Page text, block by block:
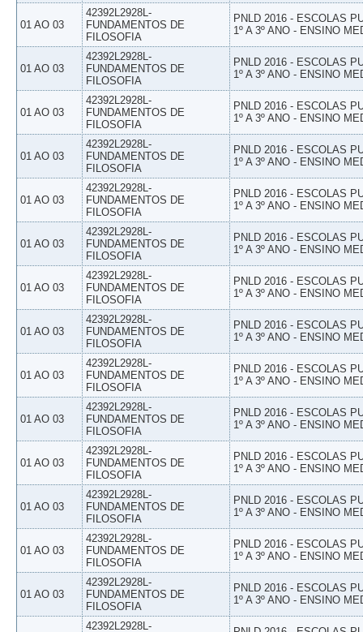
01 AO 03
42392L2928L-
FUNDAMENTOS DE
FILOSOFIA
PNLD 2016 - ESCOLAS
1º A 3º ANO - ENSINO
01 AO 03
42392L2928L-
FUNDAMENTOS DE
FILOSOFIA
PNLD 2016 - ESCOLAS
1º A 3º ANO - ENSINO
01 AO 03
42392L2928L-
FUNDAMENTOS DE
FILOSOFIA
PNLD 2016 - ESCOLAS
1º A 3º ANO - ENSINO
01 AO 03
42392L2928L-
FUNDAMENTOS DE
FILOSOFIA
PNLD 2016 - ESCOLAS
1º A 3º ANO - ENSINO
01 AO 03
42392L2928L-
FUNDAMENTOS DE
FILOSOFIA
PNLD 2016 - ESCOLAS
1º A 3º ANO - ENSINO
01 AO 03
42392L2928L-
FUNDAMENTOS DE
FILOSOFIA
PNLD 2016 - ESCOLAS
1º A 3º ANO - ENSINO
01 AO 03
42392L2928L-
FUNDAMENTOS DE
FILOSOFIA
PNLD 2016 - ESCOLAS
1º A 3º ANO - ENSINO
01 AO 03
42392L2928L-
FUNDAMENTOS DE
FILOSOFIA
PNLD 2016 - ESCOLAS
1º A 3º ANO - ENSINO
01 AO 03
42392L2928L-
FUNDAMENTOS DE
FILOSOFIA
PNLD 2016 - ESCOLAS
1º A 3º ANO - ENSINO
01 AO 03
42392L2928L-
FUNDAMENTOS DE
FILOSOFIA
PNLD 2016 - ESCOLAS
1º A 3º ANO - ENSINO
01 AO 03
42392L2928L-
FUNDAMENTOS DE
FILOSOFIA
PNLD 2016 - ESCOLAS
1º A 3º ANO - ENSINO
01 AO 03
42392L2928L-
FUNDAMENTOS DE
FILOSOFIA
PNLD 2016 - ESCOLAS
1º A 3º ANO - ENSINO
01 AO 03
42392L2928L-
FUNDAMENTOS DE
FILOSOFIA
PNLD 2016 - ESCOLAS
1º A 3º ANO - ENSINO
01 AO 03
42392L2928L-
FUNDAMENTOS DE
FILOSOFIA
PNLD 2016 - ESCOLAS
1º A 3º ANO - ENSINO
42392L2928L-